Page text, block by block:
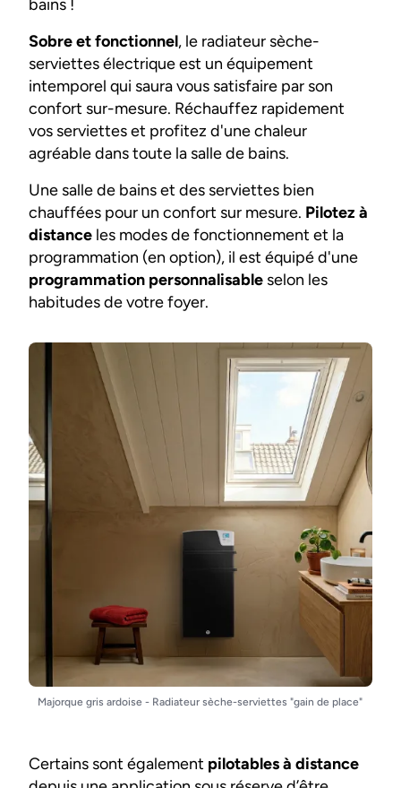
bains !
Sobre et fonctionnel, le radiateur sèche-
serviettes électrique est un équipement
intemporel qui saura vous satisfaire par son
confort sur-mesure. Réchauffez rapidement
vos serviettes et profitez d'une chaleur
agréable dans toute la salle de bains.
Une salle de bains et des serviettes bien
chauffées pour un confort sur mesure. Pilotez à
distance les modes de fonctionnement et la
programmation (en option), il est équipé d'une
programmation personnalisable selon les
habitudes de votre foyer.
Majorque gris ardoise - Radiateur sèche-serviettes "gain de place"
Certains sont également pilotables à distance